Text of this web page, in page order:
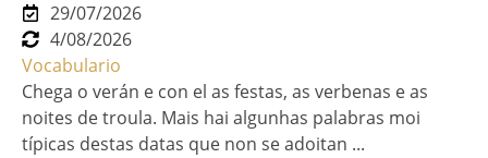
29/07/2026
4/08/2026
Vocabulario
Chega o verán e con el as festas, as verbenas e as
noites de troula. Mais hai algunhas palabras moi
típicas destas datas que non se adoitan ...